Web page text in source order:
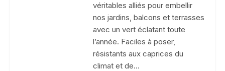
véritables alliés pour embellir
nos jardins, balcons et terrasses
avec un vert éclatant toute
l’année. Faciles à poser,
résistants aux caprices du
climat et de…